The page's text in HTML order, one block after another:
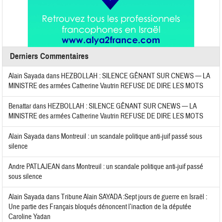
Derniers Commentaires
Alain Sayadadans HEZBOLLAH : SILENCE GÊNANT SUR CNEWS — LA
MINISTRE des armées Catherine Vautrin REFUSE DE DIRE LES MOTS
Benattardans HEZBOLLAH : SILENCE GÊNANT SUR CNEWS — LA
MINISTRE des armées Catherine Vautrin REFUSE DE DIRE LES MOTS
Alain Sayadadans Montreuil : un scandale politique anti-juif passé sous
silence
Andre PATLAJEAN dans Montreuil : un scandale politique anti-juif passé
sous silence
Alain SayadadansTribune Alain SAYADA :Sept jours de guerre en Israël :
Une partie des Français bloqués dénoncent l’inaction de la députée
Caroline Yadan